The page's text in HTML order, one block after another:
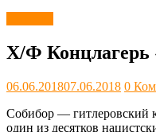
Х/Ф Концлагерь
06.06.201807.06.2018 0
Собибор — гитлеровский
один из десятков